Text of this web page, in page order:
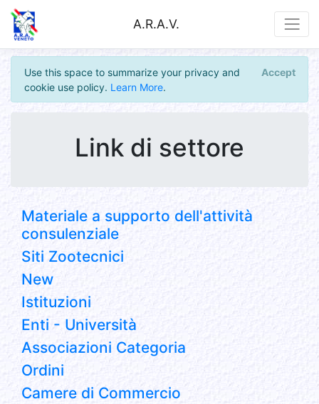
A.R.A.V.
Use this space to summarize your privacy and
cookie use policy. Learn More.
Accept
Link di settore
Materiale a supporto dell'attività
consulenziale
Siti Zootecnici
New
Istituzioni
Enti - Università
Associazioni Categoria
Ordini
Camere di Commercio